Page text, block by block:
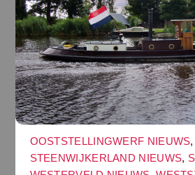
OOSTSTELLINGWERF NIEUWS,
STEENWIJKERLAND NIEUWS,